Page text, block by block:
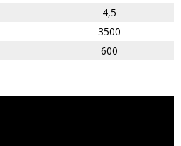
4,5
3500
600